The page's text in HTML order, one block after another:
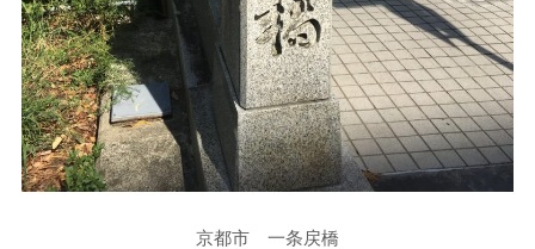
京都市 一条戻橋